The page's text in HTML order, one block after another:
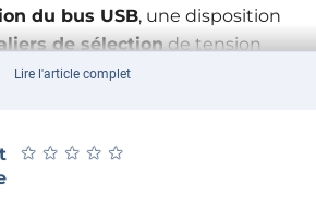
du bus USB, une disposition
de sélectionde tension
sorte qu’aucune fausse
CMS, l’utilisation d’
in situ
Lire l'article complet
★ ★ ★ ★ ★
★ ★ ★ ★ ★